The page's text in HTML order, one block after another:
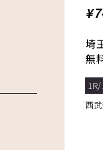
埼
無
西